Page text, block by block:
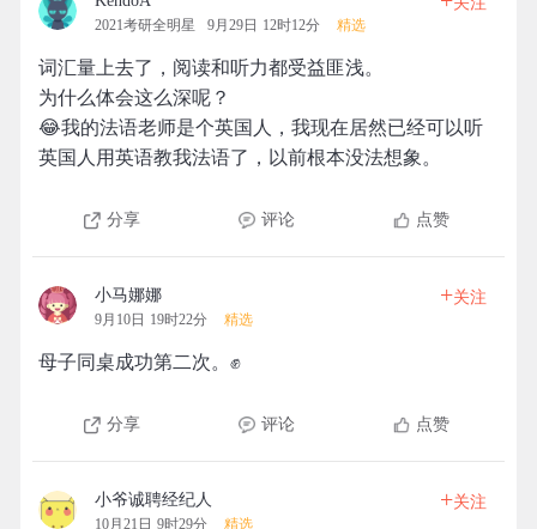
2021考研全明星 9月29日 12时12分 精选
词汇量上去了，阅读和听力都受益匪浅。
为什么体会这么深呢？
😂我的法语老师是个英国人，我现在居然已经可以听
英国人用英语教我法语了，以前根本没法想象。
分享 评论 点赞
小马娜娜
9月10日 19时22分 精选
+关注
母子同桌成功第二次。✊
分享 评论 点赞
小爷诚聘经纪人
10月21日 9时29分 精选
+关注